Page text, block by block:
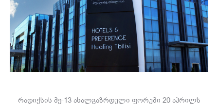
რადიქსის მე-13 ახალგაზრდული ფორუმი 20 აპრილს